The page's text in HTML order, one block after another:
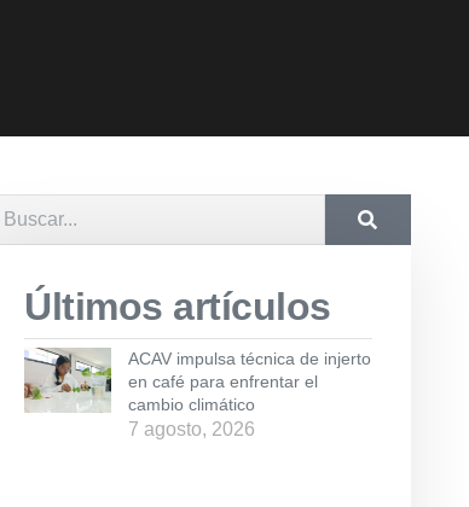
Últimos artículos
ACAV impulsa técnica de injerto
en café para enfrentar el
cambio climático
7 agosto, 2026